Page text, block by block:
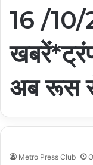
16 /10/
अब रूस
Metro Press Club